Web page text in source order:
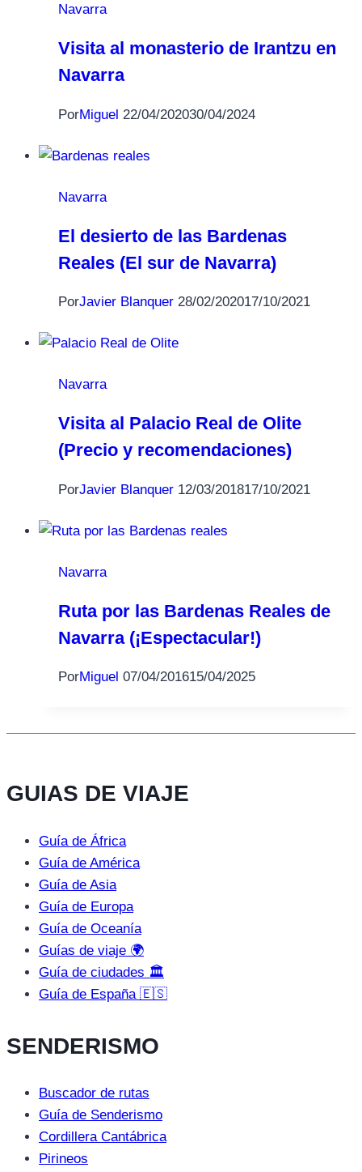
Navarra
Visita al monasterio de Irantzu en
Navarra
PorMiguel 22/04/202030/04/2024
Navarra
El desierto de las Bardenas
Reales (El sur de Navarra)
PorJavier Blanquer 28/02/202017/10/2021
Navarra
Visita al Palacio Real de Olite
(Precio y recomendaciones)
PorJavier Blanquer 12/03/201817/10/2021
Navarra
Ruta por las Bardenas Reales de
Navarra (¡Espectacular!)
PorMiguel 07/04/201615/04/2025
GUIAS DE VIAJE
Guía de África
Guía de América
Guía de Asia
Guía de Europa
Guía de Oceanía
Guías de viaje 🌍
Guía de ciudades 🏛️
Guía de España 🇪🇸
SENDERISMO
Buscador de rutas
Guía de Senderismo
Cordillera Cantábrica
Pirineos